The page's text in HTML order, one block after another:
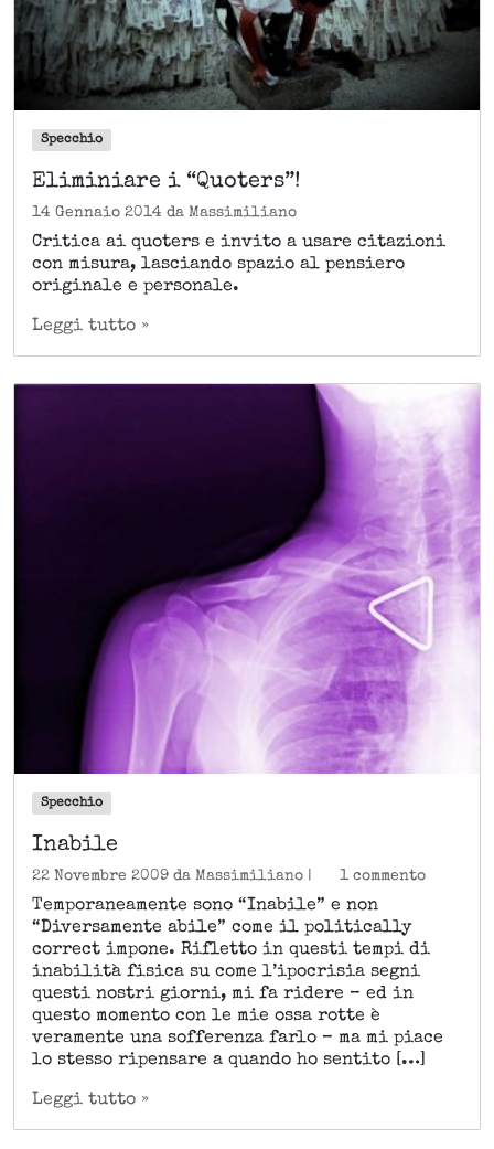
Specchio
Eliminiare i “Quoters”!
14 Gennaio 2014 da Massimiliano
Critica ai quoters e invito a usare citazioni
con misura, lasciando spazio al pensiero
originale e personale.
Leggi tutto »
Specchio
Inabile
22 Novembre 2009 da Massimiliano | 1 commentos
a
Temporaneamente sono “Inabile” e non
“Diversamente abile” come il politically
correct impone. Rifletto in questi tempi di
inabilità fisica su come l’ipocrisia segni
questi nostri giorni, mi fa ridere – ed in
questo momento con le mie ossa rotte è
veramente una sofferenza farlo – ma mi piace
lo stesso ripensare a quando ho sentito […]
Leggi tutto »